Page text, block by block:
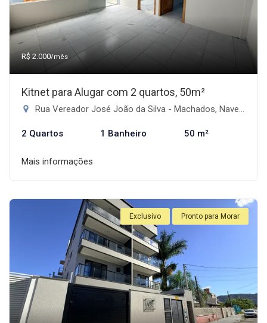
R$ 2.000/mês
Kitnet para Alugar com 2 quartos, 50m²
Rua Vereador José João da Silva - Machados, Navegantes-SC
2 Quartos 1 Banheiro 50 m²
Mais informações
Exclusivo Pronto para Morar